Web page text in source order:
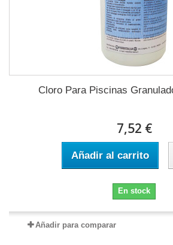
Cloro Para Piscinas
7,52 €
Añadir al carrito
En stock
Añadir para comparar